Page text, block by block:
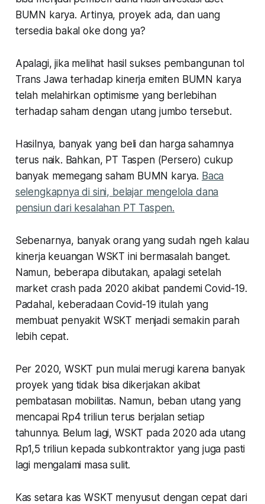
BUMN karya. Artinya, proyek ada, dan uang
tersedia bakal oke dong ya?
Apalagi, jika melihat hasil sukses pembangunan tol
Trans Jawa terhadap kinerja emiten BUMN karya
telah melahirkan optimisme yang berlebihan
terhadap saham dengan utang jumbo tersebut.
Hasilnya, banyak yang beli dan harga sahamnya
terus naik. Bahkan, PT Taspen (Persero) cukup
banyak memegang saham BUMN karya. Baca
selengkapnya di sini, belajar mengelola dana
pensiun dari kesalahan PT Taspen.
Sebenarnya, banyak orang yang sudah ngeh kalau
kinerja keuangan WSKT ini bermasalah banget.
Namun, beberapa dibutakan, apalagi setelah
market crash pada 2020 akibat pandemi Covid-19.
Padahal, keberadaan Covid-19 itulah yang
membuat penyakit WSKT menjadi semakin parah
lebih cepat.
Per 2020, WSKT pun mulai merugi karena banyak
proyek yang tidak bisa dikerjakan akibat
pembatasan mobilitas. Namun, beban utang yang
mencapai Rp4 triliun terus berjalan setiap
tahunnya. Belum lagi, WSKT pada 2020 ada utang
Rp1,5 triliun kepada subkontraktor yang juga pasti
lagi mengalami masa sulit.
Kas setara kas WSKT menyusut dengan cepat dari